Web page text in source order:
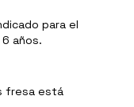
para el
años.
fresa está